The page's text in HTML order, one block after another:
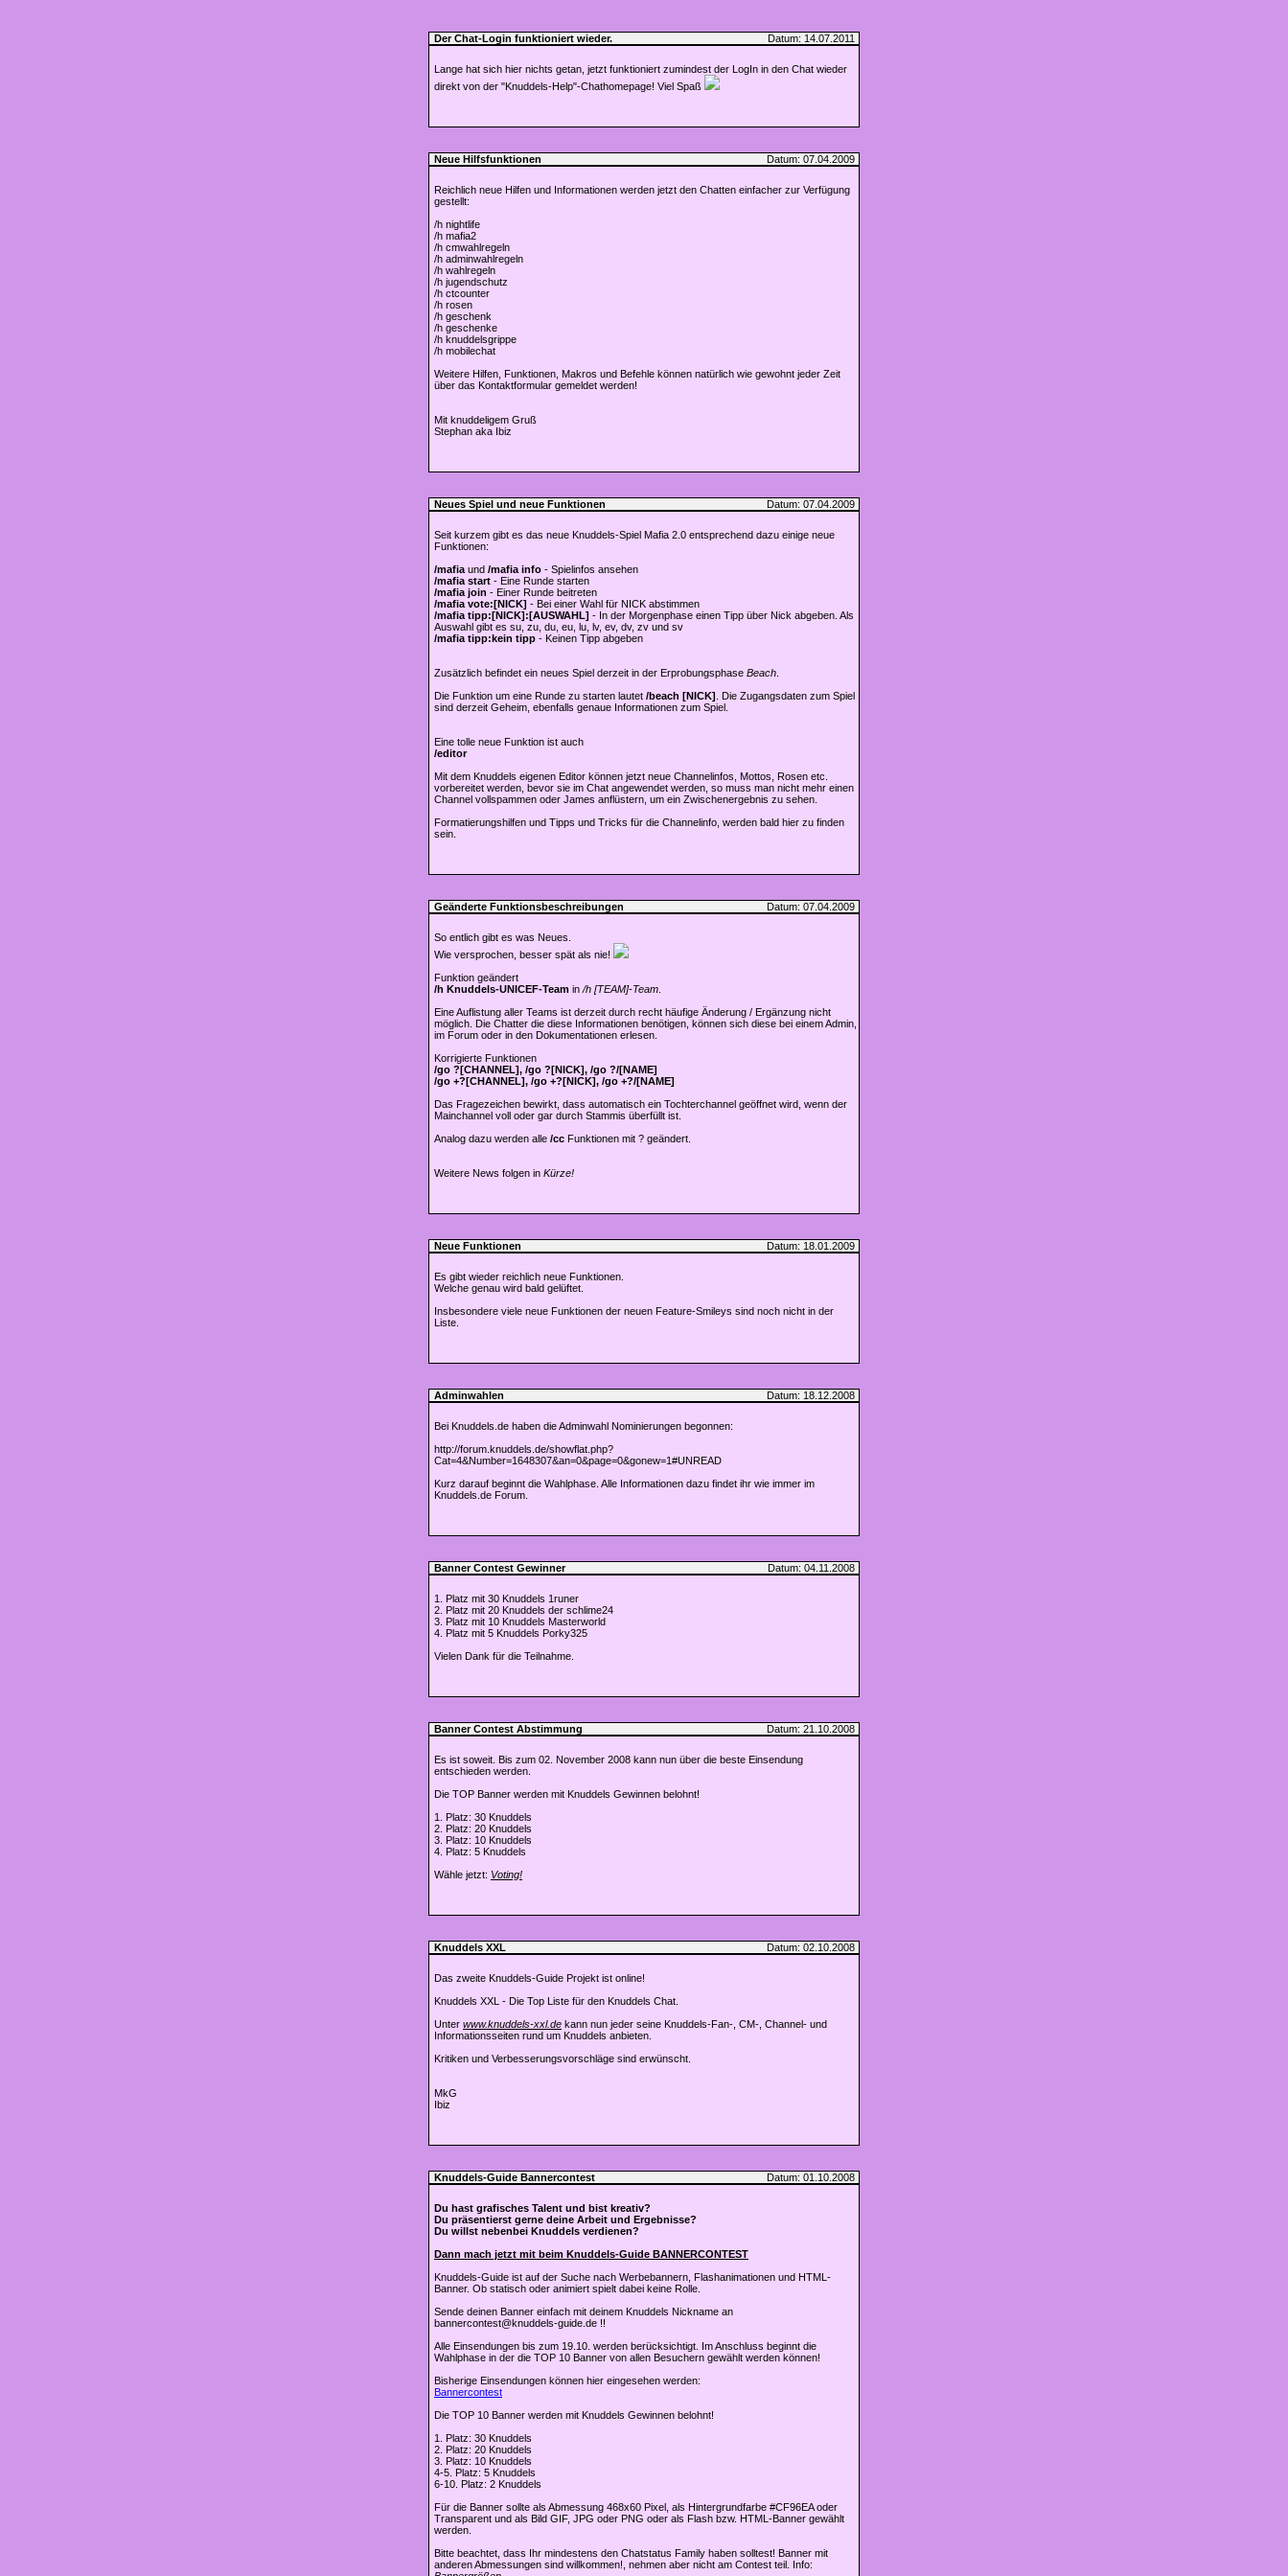
Der Chat-Login funktioniert wieder. Datum: 14.07.2011
Lange hat sich hier nichts getan, jetzt funktioniert zumindest der LogIn in den Chat wieder
direkt von der "Knuddels-Help"-Chathomepage! Viel Spaß
Neue Hilfsfunktionen Datum: 07.04.2009
Reichlich neue Hilfen und Informationen werden jetzt den Chatten einfacher zur Verfügung
gestellt:
/h nightlife
/h mafia2
/h cmwahlregeln
/h adminwahlregeln
/h wahlregeln
/h jugendschutz
/h ctcounter
/h rosen
/h geschenk
/h geschenke
/h knuddelsgrippe
/h mobilechat
Weitere Hilfen, Funktionen, Makros und Befehle können natürlich wie gewohnt jeder Zeit
über das Kontaktformular gemeldet werden!
Mit knuddeligem Gruß
Stephan aka Ibiz
Neues Spiel und neue Funktionen Datum: 07.04.2009
Seit kurzem gibt es das neue Knuddels-Spiel Mafia 2.0 entsprechend dazu einige neue
Funktionen:
/mafia und /mafia info - Spielinfos ansehen
/mafia start - Eine Runde starten
/mafia join - Einer Runde beitreten
/mafia vote:[NICK] - Bei einer Wahl für NICK abstimmen
/mafia tipp:[NICK]:[AUSWAHL] - In der Morgenphase einen Tipp über Nick abgeben. Als
Auswahl gibt es su, zu, du, eu, lu, lv, ev, dv, zv und sv
/mafia tipp:kein tipp - Keinen Tipp abgeben
Zusätzlich befindet ein neues Spiel derzeit in der Erprobungsphase Beach
Die Funktion um eine Runde zu starten lautet /beach [NICK] . Die Zugangsdaten zum Spiel
sind derzeit Geheim, ebenfalls genaue Informationen zum Spiel.
Eine tolle neue Funktion ist auch
/editor
Mit dem Knuddels eigenen Editor können jetzt neue Channelinfos, Mottos, Rosen etc.
vorbereitet werden, bevor sie im Chat angewendet werden, so muss man nicht mehr einen
Channel vollspammen oder James anflüstern, um ein Zwischenergebnis zu sehen.
Formatierungshilfen und Tipps und Tricks für die Channelinfo, werden bald hier zu finden
sein.
Geänderte Funktionsbeschreibungen Datum: 07.04.2009
So entlich gibt es was Neues.
Wie versprochen, besser spät als nie!
Funktion geändert
/h Knuddels-UNICEF-Team in /h [TEAM]-Team
Eine Auflistung aller Teams ist derzeit durch recht häufige Änderung / Ergänzung nicht
möglich. Die Chatter die diese Informationen benötigen, können sich diese bei einem Admin,
im Forum oder in den Dokumentationen erlesen.
Korrigierte Funktionen
/go ?[CHANNEL], /go ?[NICK], /go ?/[NAME]
/go +?[CHANNEL], /go +?[NICK], /go +?/[NAME]
Das Fragezeichen bewirkt, dass automatisch ein Tochterchannel geöffnet wird, wenn der
Mainchannel voll oder gar durch Stammis überfüllt ist.
Analog dazu werden alle /cc Funktionen mit ? geändert.
Weitere News folgen in Kürze!
Neue Funktionen Datum: 18.01.2009
Es gibt wieder reichlich neue Funktionen.
Welche genau wird bald gelüftet.
Insbesondere viele neue Funktionen der neuen Feature-Smileys sind noch nicht in der
Liste.
Adminwahlen Datum: 18.12.2008
Bei Knuddels.de haben die Adminwahl Nominierungen begonnen:
http://forum.knuddels.de/showflat.php?
Cat=4&Number=1648307&an=0&page=0&gonew=1#UNREAD
Kurz darauf beginnt die Wahlphase. Alle Informationen dazu findet ihr wie immer im
Knuddels.de Forum.
Banner Contest Gewinner Datum: 04.11.2008
1. Platz mit 30 Knuddels 1runer
2. Platz mit 20 Knuddels der schlime24
3. Platz mit 10 Knuddels Masterworld
4. Platz mit 5 Knuddels Porky325
Vielen Dank für die Teilnahme.
Banner Contest Abstimmung Datum: 21.10.2008
Es ist soweit. Bis zum 02. November 2008 kann nun über die beste Einsendung
entschieden werden.
Die TOP Banner werden mit Knuddels Gewinnen belohnt!
1. Platz: 30 Knuddels
2. Platz: 20 Knuddels
3. Platz: 10 Knuddels
4. Platz: 5 Knuddels
Wähle jetzt: Voting!
Knuddels XXL Datum: 02.10.2008
Das zweite Knuddels-Guide Projekt ist online!
Knuddels XXL - Die Top Liste für den Knuddels Chat.
Unter www.knuddels-xxl.de kann nun jeder seine Knuddels-Fan-, CM-, Channel- und
Informationsseiten rund um Knuddels anbieten.
Kritiken und Verbesserungsvorschläge sind erwünscht.
MkG
Ibiz
Knuddels-Guide Bannercontest Datum: 01.10.2008
Du hast grafisches Talent und bist kreativ?
Du präsentierst gerne deine Arbeit und Ergebnisse?
Du willst nebenbei Knuddels verdienen?
Dann mach jetzt mit beim Knuddels-Guide BANNERCONTEST
Knuddels-Guide ist auf der Suche nach Werbebannern, Flashanimationen und HTML-
Banner. Ob statisch oder animiert spielt dabei keine Rolle.
Sende deinen Banner einfach mit deinem Knuddels Nickname an
bannercontest@knuddels-guide.de !!
Alle Einsendungen bis zum 19.10. werden berücksichtigt. Im Anschluss beginnt die
Wahlphase in der die TOP 10 Banner von allen Besuchern gewählt werden können!
Bisherige Einsendungen können hier eingesehen werden:
Bannercontest
Die TOP 10 Banner werden mit Knuddels Gewinnen belohnt!
1. Platz: 30 Knuddels
2. Platz: 20 Knuddels
3. Platz: 10 Knuddels
4-5. Platz: 5 Knuddels
6-10. Platz: 2 Knuddels
Für die Banner sollte als Abmessung 468x60 Pixel, als Hintergrundfarbe #CF96EA oder
Transparent und als Bild GIF, JPG oder PNG oder als Flash bzw. HTML-Banner gewählt
werden.
Bitte beachtet, dass Ihr mindestens den Chatstatus Family haben solltest! Banner mit
anderen Abmessungen sind willkommen!, nehmen aber nicht am Contest teil. Info: